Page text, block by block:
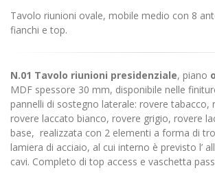
Tavolo riunioni ovale, mobile medio con 8
fianchi e top.
N.01 Tavolo riunioni presidenziale, piano
MDF spessore 30 mm, disponibile nelle
pannelli di sostegno laterale: rovere tabacco,
rovere laccato bianco, rovere grigio, rovere
base, realizzata con 2 elementi a forma di
lamiera di acciaio, al cui interno è previsto l’
cavi. Completo di top access e vaschetta